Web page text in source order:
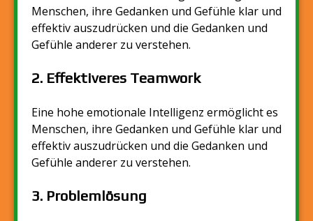
Menschen, ihre Gedanken und Gefühle klar und
effektiv auszudrücken und die Gedanken und
Gefühle anderer zu verstehen.
2. Effektiveres Teamwork
Eine hohe emotionale Intelligenz ermöglicht es
Menschen, ihre Gedanken und Gefühle klar und
effektiv auszudrücken und die Gedanken und
Gefühle anderer zu verstehen.
3. Problemlösung